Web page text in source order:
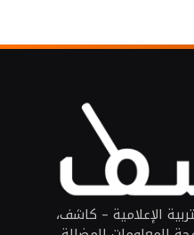
الإعلامية – كاشف،